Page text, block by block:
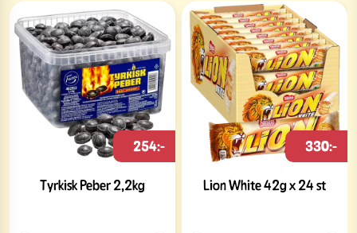
Tyrkisk Peber 2,2kg
254:-
Lion White 42g x 24 st
330:-